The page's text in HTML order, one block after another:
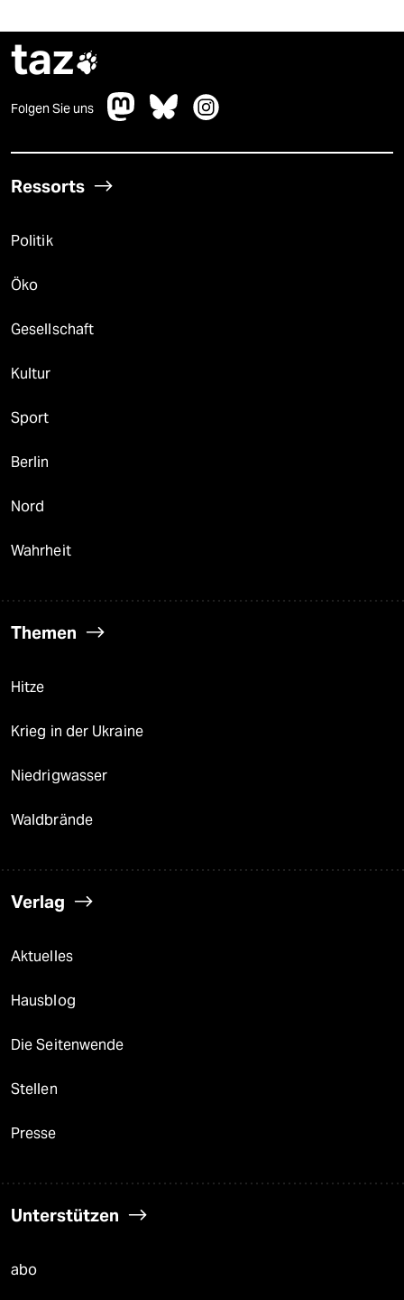
taz
Folgen Sie uns
Ressorts
Politik
Öko
Gesellschaft
Kultur
Sport
Berlin
Nord
Wahrheit
Themen
Hitze
Krieg in der Ukraine
Niedrigwasser
Waldbrände
Verlag
Aktuelles
Hausblog
Die Seitenwende
Stellen
Presse
Unterstützen
abo